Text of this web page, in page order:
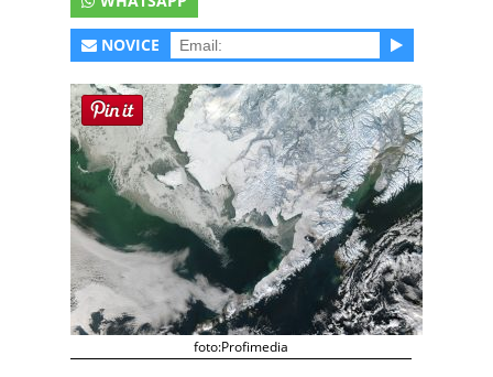
NOVICE
foto:Profimedia